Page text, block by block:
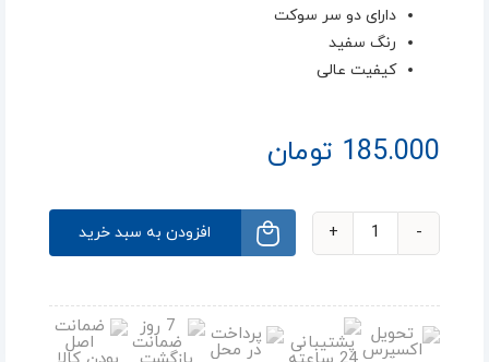
دارای دو سر سوکت
رنگ سفید
کیفیت عالی
185.000 تومان
افزودن به سبد خرید